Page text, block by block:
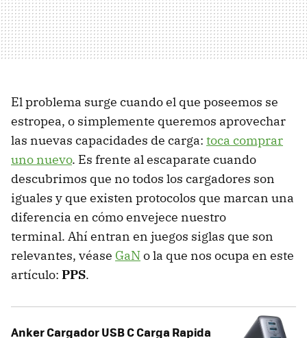
El problema surge cuando el que poseemos se
estropea, o simplemente queremos aprovechar
las nuevas capacidades de carga: toca comprar
uno nuevo. Es frente al escaparate cuando
descubrimos que no todos los cargadores son
iguales y que existen protocolos que marcan una
diferencia en cómo envejece nuestro
terminal. Ahí entran en juegos siglas que son
relevantes, véase GaNo la que nos ocupa en este
artículo: PPS.
Anker Cargador USB C Carga Rapida